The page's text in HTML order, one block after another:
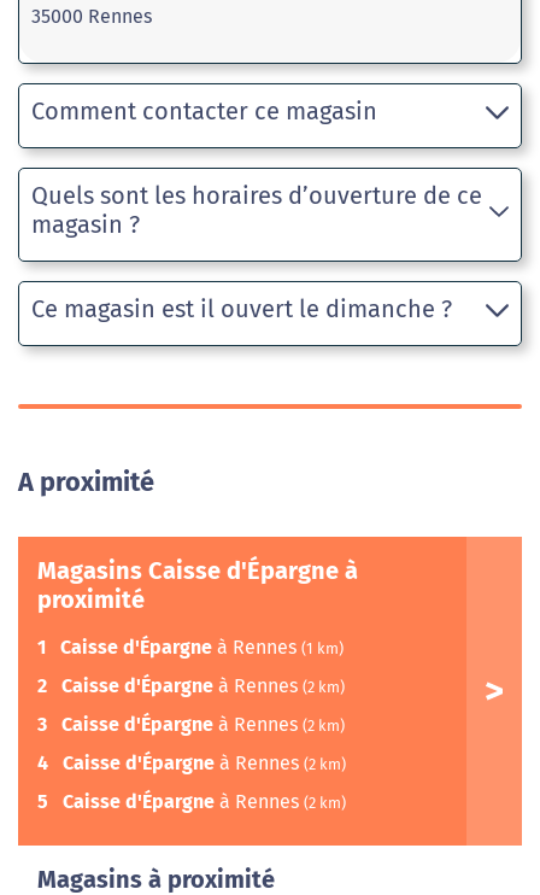
35000 Rennes
Comment contacter ce magasin
Quels sont les horaires d’ouverture de ce
magasin ?
Ce magasin est il ouvert le dimanche ?
A proximité
Magasins Caisse d'Épargne à
proximité
1 Caisse d'Épargne à Rennes (1 km)
2 Caisse d'Épargne à Rennes (2 km)
3 Caisse d'Épargne à Rennes (2 km)
4 Caisse d'Épargne à Rennes (2 km)
5 Caisse d'Épargne à Rennes (2 km)
Magasins à proximité